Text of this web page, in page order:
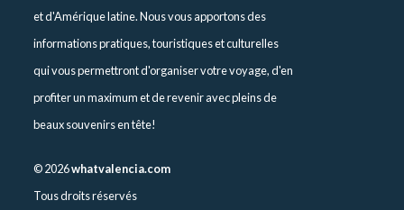
et d'Amérique latine. Nous vous apportons des
informations pratiques, touristiques et culturelles
qui vous permettront d'organiser votre voyage, d'en
profiter un maximum et de revenir avec pleins de
beaux souvenirs en tête!
©2026whatvalencia.com
Tous droits réservés